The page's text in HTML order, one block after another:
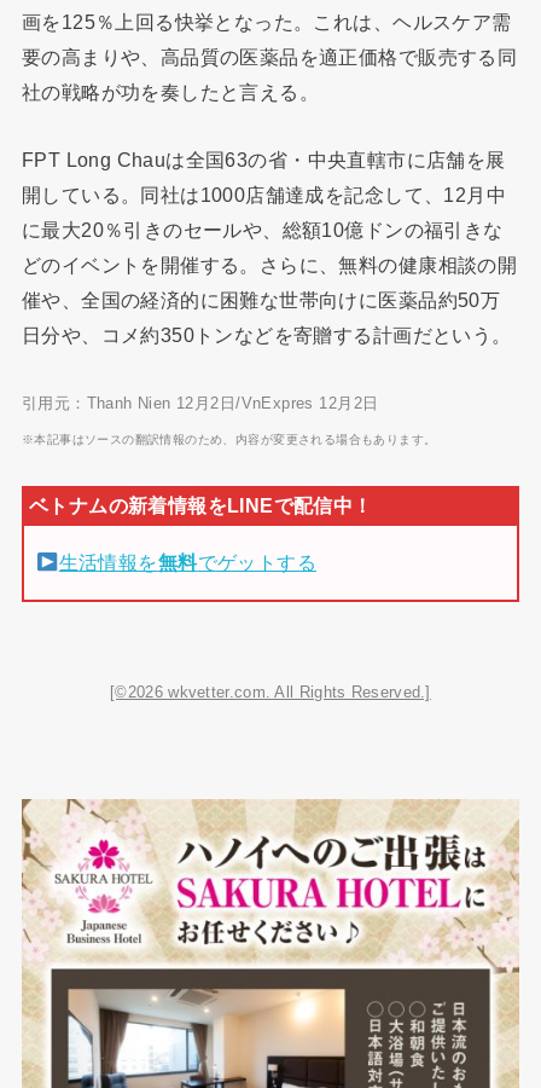
画を125％上回る快挙となった。これは、ヘルスケア需
要の高まりや、高品質の医薬品を適正価格で販売する同
社の戦略が功を奏したと言える。
FPT Long Chauは全国63の省・中央直轄市に店舗を展
開している。同社は1000店舗達成を記念して、12月中
に最大20％引きのセールや、総額10億ドンの福引きな
どのイベントを開催する。さらに、無料の健康相談の開
催や、全国の経済的に困難な世帯向けに医薬品約50万
日分や、コメ約350トンなどを寄贈する計画だという。
引用元：Thanh Nien 12月2日/VnExpres 12月2日
※本記事はソースの翻訳情報のため、内容が変更される場合もあります。
生活情報を無料でゲットする
[©2026 wkvetter.com. All Rights Reserved.]